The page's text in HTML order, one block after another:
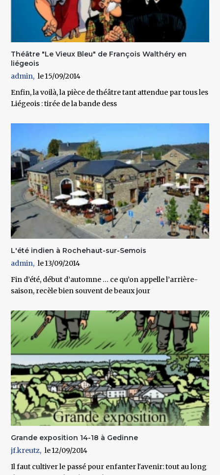
Théâtre "Le Vieux Bleu" de François Walthéry en
liégeois
admin
15/09/2014
Enfin, la voilà, la pièce de théâtre tant attendue par tous les
Liégeois : tirée de la bande dess
L'été indien à Rochehaut-sur-Semois
admin
13/09/2014
Fin d’été, début d’automne … ce qu’on appelle l’arrière-
saison, recèle bien souvent de beaux jour
Grande exposition 14-18 à Gedinne
jf.kreutz
12/09/2014
Il faut cultiver le passé pour enfanter l'avenir: tout au long